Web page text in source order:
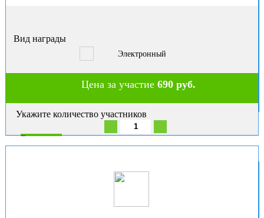
Вид награды
Электронный
Цена за участие690 руб.
Укажите количество участников
В корзину